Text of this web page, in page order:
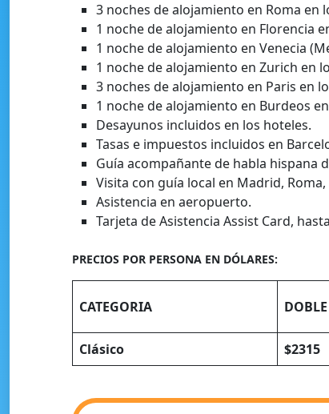
3 noches de alojamiento en Roma en
1 noche de alojamiento en Florencia
1 noche de alojamiento en Venecia
1 noche de alojamiento en Zurich en
3 noches de alojamiento en Paris en
1 noche de alojamiento en Burdeos
Desayunos incluidos en los hoteles.
Tasas e impuestos incluidos en
Guía acompañante de habla hispana
Visita con guía local en Madrid, Roma,
Asistencia en aeropuerto.
Tarjeta de Asistencia Assist Card,
PRECIOS POR PERSONA EN DÓLARES:
CATEGORIA DOBLE
Clásico
$2315